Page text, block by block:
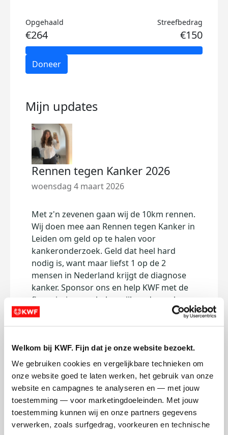
Welkom bij KWF. Fijn dat je onze website bezoekt.
We gebruiken cookies en vergelijkbare technieken om
onze website goed te laten werken, het gebruik van onze
website en campagnes te analyseren en — met jouw
toestemming — voor marketingdoeleinden. Met jouw
toestemming kunnen wij en onze partners gegevens
verwerken, zoals surfgedrag, voorkeuren en technische
Opgehaald
€264
Streefbedrag
€150
Doneer
Mijn updates
Rennen tegen Kanker 2026
woensdag 4 maart 2026
Met z'n zevenen gaan wij de 10km rennen.
Wij doen mee aan Rennen tegen Kanker in
Leiden om geld op te halen voor
kankeronderzoek. Geld dat heel hard
nodig is, want maar liefst 1 op de 2
mensen in Nederland krijgt de diagnose
kanker. Sponsor ons en help KWF met de
financiering van belangrijk onderzoek
naar kanker.
Mijn activiteiten volgen